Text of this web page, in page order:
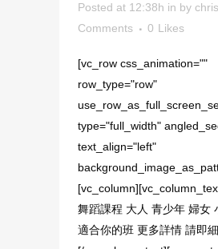
Posted at 12:38h in by
Comments
0 Likes
[vc_row css_animation=""
row_type="row"
type="full_width"
text_align="left"
舞蹈課程 大人 青少年 婦女
適合你的班 更多詳情 請即